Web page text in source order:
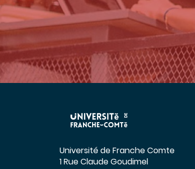
Université de Franche Comte
1 Rue Claude Goudimel